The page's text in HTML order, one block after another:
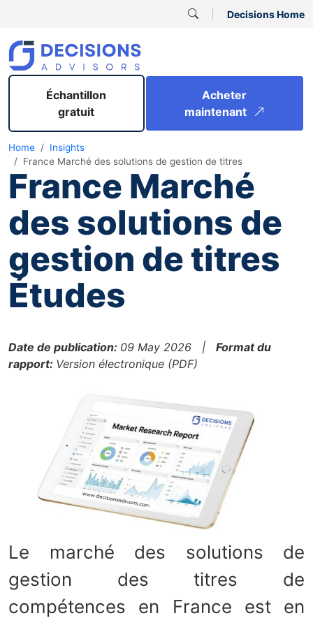
Decisions Home
Échantillon
gratuit
Acheter
maintenant
Home
Insights
France Marché des solutions de gestion de titres
France Marché
des solutions de
gestion de titres
Études
Date de publication: 09 May 2026 | Format du
rapport: Version électronique (PDF)
Le marché des solutions de
gestion des titres de
compétences en France est en